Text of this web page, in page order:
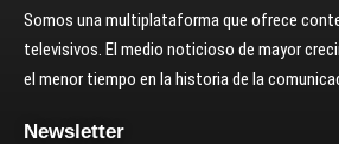
Somos una multiplataforma que ofrece
televisivos. El medio noticioso de mayor
el menor tiempo en la historia de la
Newsletter